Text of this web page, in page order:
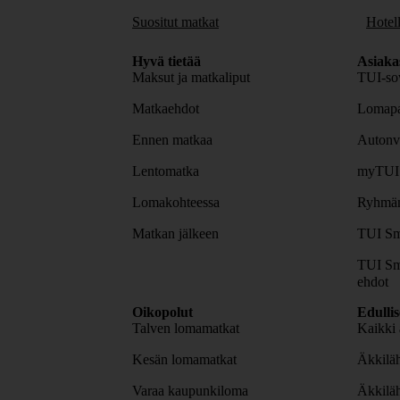
Suositut matkat
Hyvä tietää
Maksut ja matkaliput
Matkaehdot
Ennen matkaa
Lentomatka
Lomakohteessa
Matkan jälkeen
TUI-
myTUI
TUI
TUI
ehdot
Oikopolut
Talven lomamatkat
Kesän lomamatkat
Varaa kaupunkiloma
Kaikki